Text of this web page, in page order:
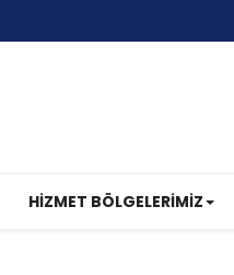
HIZMET BÖLGELERIMIZ